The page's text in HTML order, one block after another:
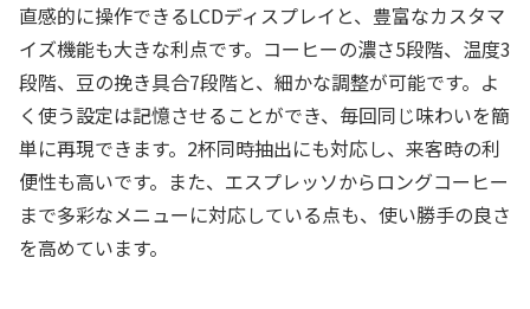
直感的に操作できるLCDディスプレイと、豊富なカスタマ
イズ機能も大きな利点です。コーヒーの濃さ5段階、温度3
段階、豆の挽き具合7段階と、細かな調整が可能です。よ
く使う設定は記憶させることができ、毎回同じ味わいを簡
単に再現できます。2杯同時抽出にも対応し、来客時の利
便性も高いです。また、エスプレッソからロングコーヒー
まで多彩なメニューに対応している点も、使い勝手の良さ
を高めています。